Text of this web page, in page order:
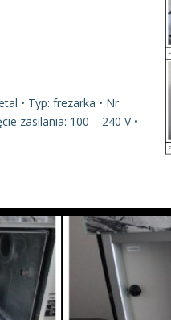
• Typ: frezarka • Nr
zasilania: 100 – 240 V •